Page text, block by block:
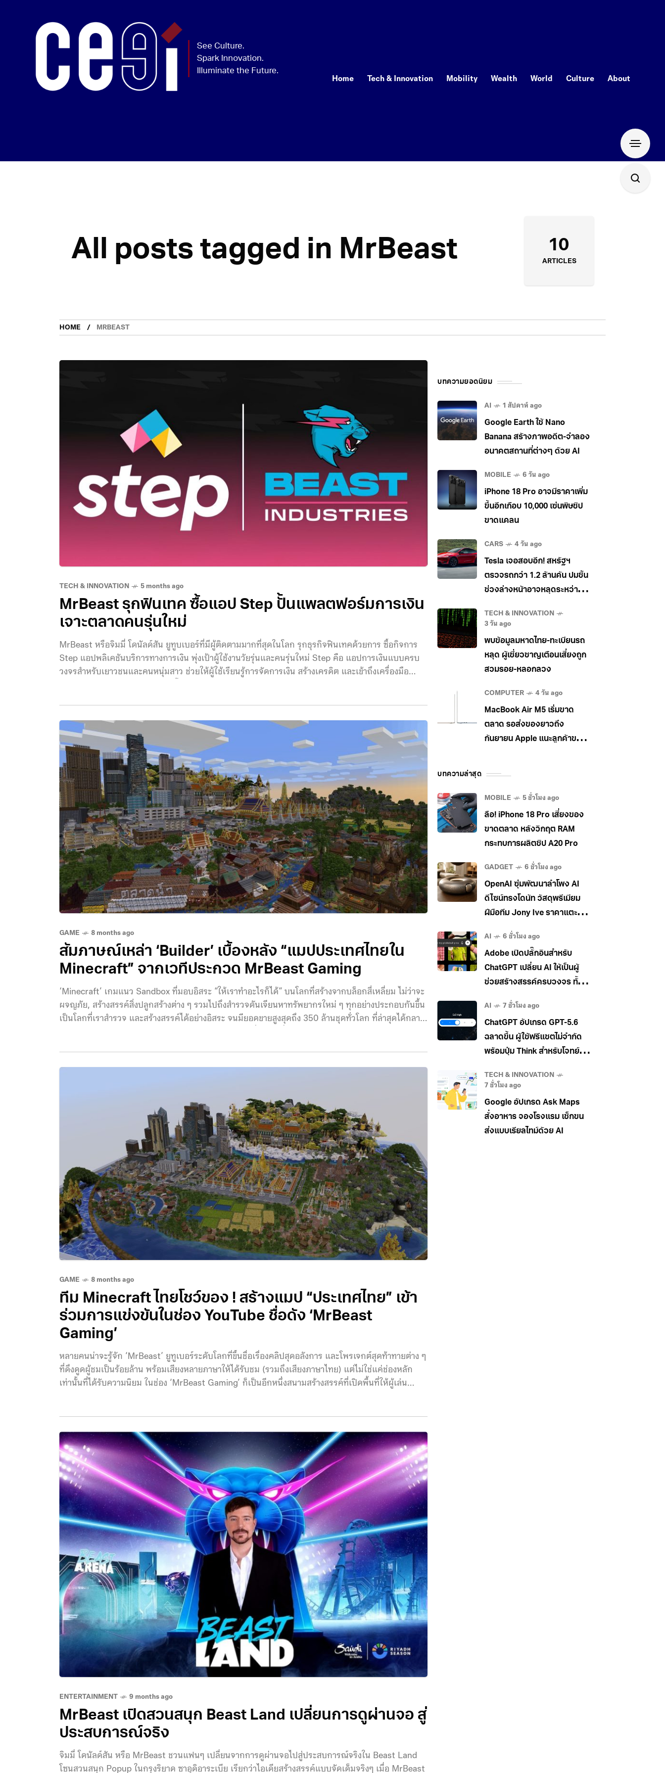
Home Tech & Innovation Mobility Wealth World Culture About
All posts tagged in MrBeast 10
ARTICLES
HOME MRBEAST
TECH & INNOVATION 5 months ago
MrBeast รุกฟินเทค ซื้อแอป Step ปั้นแพลตฟอร์มการเงิน
เจาะตลาดคนรุ่นใหม่
MrBeast หรือจิมมี่ โดนัลด์สัน ยูทูบเบอร์ที่มีผู้ติดตามมากที่สุดในโลก รุกธุรกิจฟินเทคด้วยการ ซื้อกิจการ
Step แอปพลิเคชันบริการทางการเงิน พุ่งเป้าผู้ใช้งานวัยรุ่นและคนรุ่นใหม่ Step คือ แอปการเงินแบบครบ
วงจรสำหรับเยาวชนและคนหนุ่มสาว ช่วยให้ผู้ใช้เรียนรู้การจัดการเงิน สร้างเครดิต และเข้าถึงเครื่องมือ
ละเอียดเพิ่มเติมในเร็วๆ นี้ แม้ Beast
GAME 8 months ago
สัมภาษณ์เหล่า ‘Builder’ เบื้องหลัง “แมปประเทศไทยใน
Minecraft” จากเวทีประกวด MrBeast Gaming
‘Minecraft’ เกมแนว Sandbox ที่มอบอิสระ “ให้เราทำอะไรก็ได้” บนโลกที่สร้างจากบล็อกสี่เหลี่ยม ไม่ว่าจะ
ผจญภัย, สร้างสรรค์สิ่งปลูกสร้างต่าง ๆ รวมไปถึงสำรวจดันเจียนหาทรัพยากรใหม่ ๆ ทุกอย่างประกอบกันขึ้น
เป็นโลกที่เราสำรวจ และสร้างสรรค์ได้อย่างอิสระ จนมียอดขายสูงสุดถึง 350 ล้านชุดทั่วโลก ที่ล่าสุดได้กลาย
GAME 8 months ago
ทีม Minecraft ไทยโชว์ของ ! สร้างแมป “ประเทศไทย” เข้า
ร่วมการแข่งขันในช่อง YouTube ชื่อดัง ‘MrBeast
Gaming’
หลายคนน่าจะรู้จัก ‘MrBeast’ ยูทูเบอร์ระดับโลกที่ขึ้นชื่อเรื่องคลิปสุดอลังการ และโพรเจกต์สุดท้าทายต่าง ๆ
ที่ดึงดูดผู้ชมเป็นร้อยล้าน พร้อมเสียงหลายภาษาให้ได้รับชม (รวมถึงเสียงภาษาไทย) แต่ไม่ใช่แค่ช่องหลัก
เท่านั้นที่ได้รับความนิยม ในช่อง ‘MrBeast Gaming’ ก็เป็นอีกหนึ่งสนามสร้างสรรค์ที่เปิดพื้นที่ให้ผู้เล่น
ENTERTAINMENT 9 months ago
MrBeast เปิดสวนสนุก Beast Land เปลี่ยนการดูผ่านจอ สู่
ประสบการณ์จริง
จิมมี่ โดนัลด์สัน หรือ MrBeast ชวนแฟนๆ เปลี่ยนจากการดูผ่านจอไปสู่ประสบการณ์จริงใน Beast Land
โซนสวนสนุก Popup ในกรุงริยาด ซาอุดิอาระเบีย เรียกว่าไอเดียสร้างสรรค์แบบจัดเด็มจริงๆ เมื่อ MrBeast
บทความยอดนิยม
AI 1 สัปดาห์ ago
Google Earth ใช้ Nano
Banana สร้างภาพอดีต-จำลอง
อนาคตสถานที่ต่างๆ ด้วย AI
MOBILE 6 วัน ago
iPhone 18 Pro อาจมีราคาเพิ่ม
ขึ้นอีกเกือบ 10,000 เซ่นพิษชิป
ขาดแคลน
CARS 4 วัน ago
Tesla เจอสอบอีก! สหรัฐฯ
ตรวจรถกว่า 1.2 ล้านคัน ปมชิ้น
ช่วงล่างหน้าอาจหลุดระหว่าง
TECH & INNOVATION
3 วัน ago
พบข้อมูลมหาดไทย-ทะเบียนรถ
หลุด ผู้เชี่ยวชาญเตือนเสี่ยงถูก
สวมรอย-หลอกลวง
COMPUTER 4 วัน ago
MacBook Air M5 เริ่มขาด
ตลาด รอส่งของยาวถึง
กันยายน Apple แนะลูกค้าขยับ
บทความล่าสุด
MOBILE 5 ชั่วโมง ago
ลือ! iPhone 18 Pro เสี่ยงของ
ขาดตลาด หลังวิกฤต RAM
กระทบการผลิตชิป A20 Pro
GADGET 6 ชั่วโมง ago
OpenAI ซุ่มพัฒนาลำโพง AI
ดีไซน์ทรงโดนัท วัสดุพรีเมียม
ฝีมือทีม Jony Ive ราคาแตะ
AI 6 ชั่วโมง ago
Adobe เปิดปลั๊กอินสำหรับ
ChatGPT เปลี่ยน AI ให้เป็นผู้
ช่วยสร้างสรรค์ครบวงจร ทั้ง
AI 7 ชั่วโมง ago
ChatGPT อัปเกรด GPT-5.6
ฉลาดขึ้น ผู้ใช้ฟรีแชตไม่จำกัด
พร้อมปุ่ม Think สำหรับโจทย์
TECH & INNOVATION
7 ชั่วโมง ago
Google อัปเกรด Ask Maps
สั่งอาหาร จองโรงแรม เช็กขน
ส่งแบบเรียลไทม์ด้วย AI